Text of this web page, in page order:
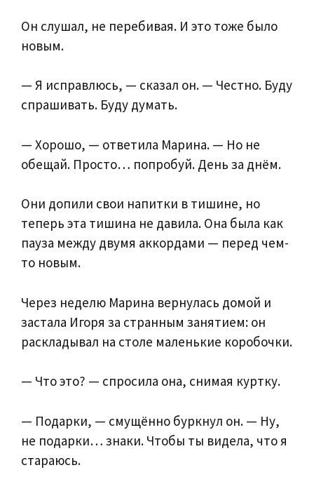
Он слушал, не перебивая. И это тоже было
новым.
— Я исправлюсь, — сказал он. — Честно. Буду
спрашивать. Буду думать.
— Хорошо, — ответила Марина. — Но не
обещай. Просто… попробуй. День за днём.
Они допили свои напитки в тишине, но
теперь эта тишина не давила. Она была как
пауза между двумя аккордами — перед чем-
то новым.
Через неделю Марина вернулась домой и
застала Игоря за странным занятием: он
раскладывал на столе маленькие коробочки.
— Что это? — спросила она, снимая куртку.
— Подарки, — смущённо буркнул он. — Ну,
не подарки… знаки. Чтобы ты видела, что я
стараюсь.